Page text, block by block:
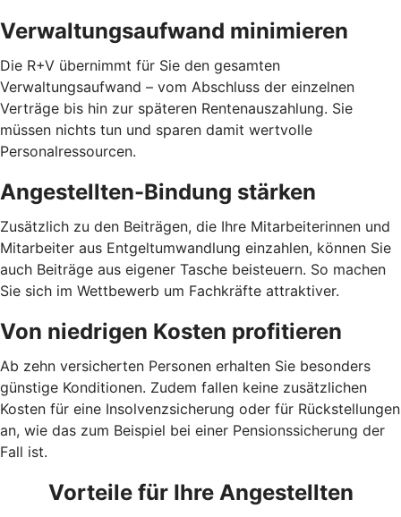
Verwaltungsaufwand minimieren
Die R+V übernimmt für Sie den gesamten
Verwaltungsaufwand – vom Abschluss der einzelnen
Verträge bis hin zur späteren Rentenauszahlung. Sie
müssen nichts tun und sparen damit wertvolle
Personalressourcen.
Angestellten-Bindung stärken
Zusätzlich zu den Beiträgen, die Ihre Mitarbeiterinnen und
Mitarbeiter aus Entgeltumwandlung einzahlen, können Sie
auch Beiträge aus eigener Tasche beisteuern. So machen
Sie sich im Wettbewerb um Fachkräfte attraktiver.
Von niedrigen Kosten profitieren
Ab zehn versicherten Personen erhalten Sie besonders
günstige Konditionen. Zudem fallen keine zusätzlichen
Kosten für eine Insolvenzsicherung oder für Rückstellungen
an, wie das zum Beispiel bei einer Pensionssicherung der
Fall ist.
Vorteile für Ihre Angestellten